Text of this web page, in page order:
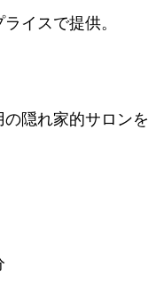
イスで提供。
隠れ家的サロンを